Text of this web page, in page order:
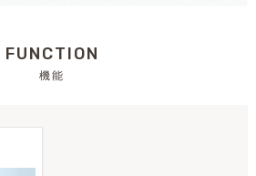
FUNCTION
機能